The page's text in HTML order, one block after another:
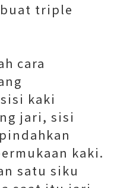
triple
cara
kaki
jari, sisi
kaki.
satu siku